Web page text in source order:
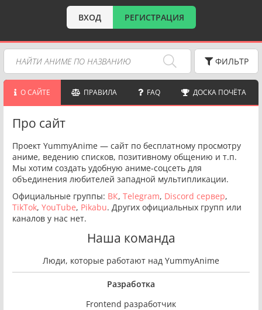
ВХОД РЕГИСТРАЦИЯ
ФИЛЬТР
О САЙТЕ ПРАВИЛА FAQ ДОСКА ПОЧЁТА
Про сайт
Проект YummyAnime — сайт по бесплатному просмотру
аниме, ведению списков, позитивному общению и т.п.
Мы хотим создать удобную аниме-соцсеть для
объединения любителей западной мультипликации.
Официальные группы: ВК, Telegram, Discord сервер,
TikTok, YouTube, Pikabu. Других официальных групп или
каналов у нас нет.
Наша команда
Люди, которые работают над YummyAnime
Разработка
Frontend разработчик